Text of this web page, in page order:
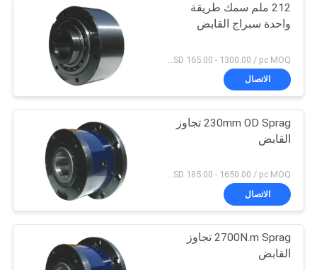
212 ملم سمك طريقة
واحدة سبراج القابض
الاتصال
230mm OD Sprag تجاوز
القابض
USD 185.00 - 1650.00 / pc MOQ:حاسب شخصي 1
الاتصال
2700N.m Sprag تجاوز
القابض